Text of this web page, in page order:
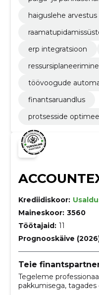
haiguslehe arvestus
erp integratsioon
ressursiplaneerimine
töövoogude
finantsaruandlus
protsesside
Krediidiskoor:
Maineskoor: 3560
Töötajaid: 11
Prognooskäive
Teie
Tegeleme
pakkumisega,